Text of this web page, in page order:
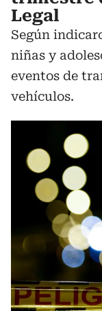
Legal
Según
niñas y
eventos de
vehículos.